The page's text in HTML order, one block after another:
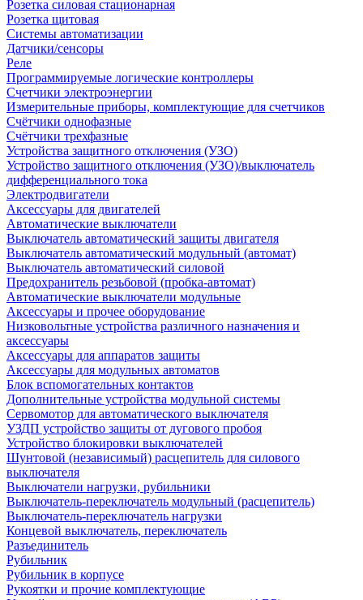
Розетка силовая стационарная
Розетка щитовая
Системы автоматизации
Датчики/сенсоры
Реле
Программируемые логические контроллеры
Счетчики электроэнергии
Измерительные приборы, комплектующие для счетчиков
Счётчики однофазные
Счётчики трехфазные
Устройства защитного отключения (УЗО)
Устройство защитного отключения (УЗО)/выключатель
дифференциального тока
Электродвигатели
Аксессуары для двигателей
Автоматические выключатели
Выключатель автоматический защиты двигателя
Выключатель автоматический модульный (автомат)
Выключатель автоматический силовой
Предохранитель резьбовой (пробка-автомат)
Автоматические выключатели модульные
Аксессуары и прочее оборудование
Низковольтные устройства различного назначения и
аксессуары
Аксессуары для аппаратов защиты
Аксессуары для модульных автоматов
Блок вспомогательных контактов
Дополнительные устройства модульной системы
Сервомотор для автоматического выключателя
УЗДП устройство защиты от дугового пробоя
Устройство блокировки выключателей
Шунтовой (независимый) расцепитель для силового
выключателя
Выключатели нагрузки, рубильники
Выключатель-переключатель модульный (расцепитель)
Выключатель-переключатель нагрузки
Концевой выключатель, переключатель
Разъединитель
Рубильник
Рубильник в корпусе
Рукоятки и прочие комплектующие